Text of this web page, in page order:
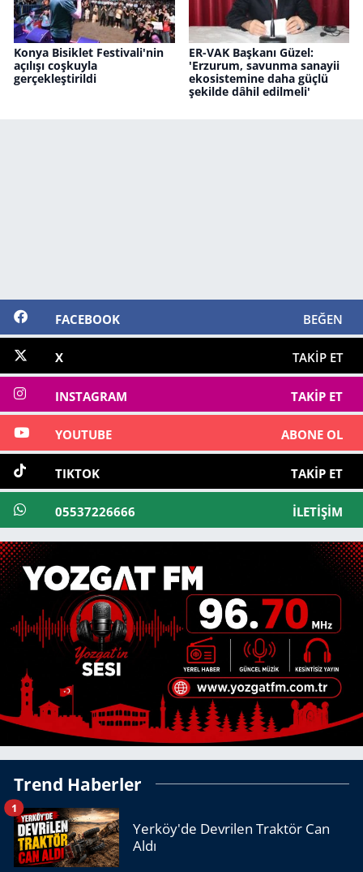
Konya Bisiklet Festivali'nin
açılışı coşkuyla
gerçekleştirildi
ER-VAK Başkanı Güzel:
'Erzurum, savunma sanayii
ekosistemine daha güçlü
şekilde dâhil edilmeli'
FACEBOOK BEĞEN
X TAKIP ET
INSTAGRAM TAKIP ET
YOUTUBE ABONE OL
TIKTOK TAKIP ET
05537226666 İLETIŞIM
Trend Haberler
Yerköy'de Devrilen Traktör Can
Aldı
1